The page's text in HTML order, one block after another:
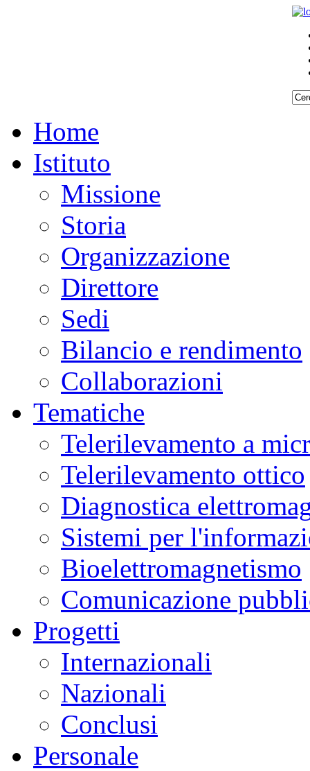
Home
Istituto
Missione
Storia
Organizzazione
Direttore
Sedi
Bilancio e rendimento
Collaborazioni
Tematiche
Telerilevamento a
Telerilevamento ottico
Diagnostica
Sistemi per
Bioelettromagnetismo
Comunicazione
Progetti
Internazionali
Nazionali
Conclusi
Personale